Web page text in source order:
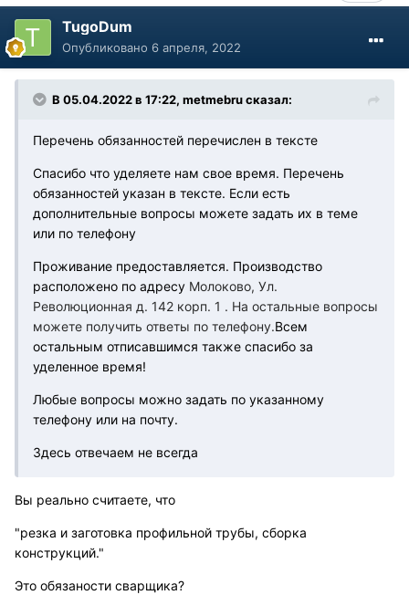
TugoDum
Опубликовано 6 апреля, 2022
В 05.04.2022 в 17:22, metmebru сказал:
Перечень обязанностей перечислен в тексте
Спасибо что уделяете нам свое время. Перечень
обязанностей указан в тексте. Если есть
дополнительные вопросы можете задать их в теме
или по телефону
Проживание предоставляется. Производство
расположено по адресу Молоково, Ул.
Революционная д. 142 корп. 1 . На остальные вопросы
можете получить ответы по телефону.Всем
остальным отписавшимся также спасибо за
уделенное время!
Любые вопросы можно задать по указанному
телефону или на почту.
Здесь отвечаем не всегда
Вы реально считаете, что
"резка и заготовка профильной трубы, сборка
конструкций."
Это обязаности сварщика?